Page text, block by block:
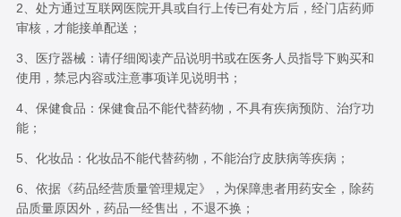
2、处方通过互联网医院开具或自行上传已有处方后，经门店药师
审核，才能接单配送；
3、医疗器械：请仔细阅读产品说明书或在医务人员指导下购买和
使用，禁忌内容或注意事项详见说明书；
4、保健食品：保健食品不能代替药物，不具有疾病预防、治疗功
能；
5、化妆品：化妆品不能代替药物，不能治疗皮肤病等疾病；
6、依据《药品经营质量管理规定》，为保障患者用药安全，除药
品质量原因外，药品一经售出，不退不换；